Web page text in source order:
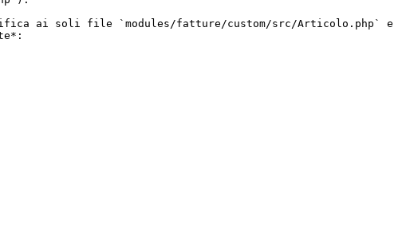
ai soli file `modules/fatture/custom/src/Articolo.php` e